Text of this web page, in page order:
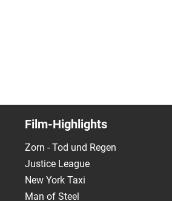
Film-Highlights
Zorn - Tod und Regen
Justice League
New York Taxi
Man of Steel